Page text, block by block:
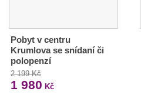
Pobyt v centru
Krumlova se snídaní či
polopenzí
2 199 Kč
1 980 Kč